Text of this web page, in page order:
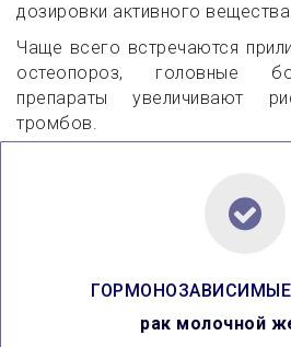
дозировки активного
Чаще всего встречаются
остеопороз, головные
препараты увеличивают
тромбов.
рак молочной